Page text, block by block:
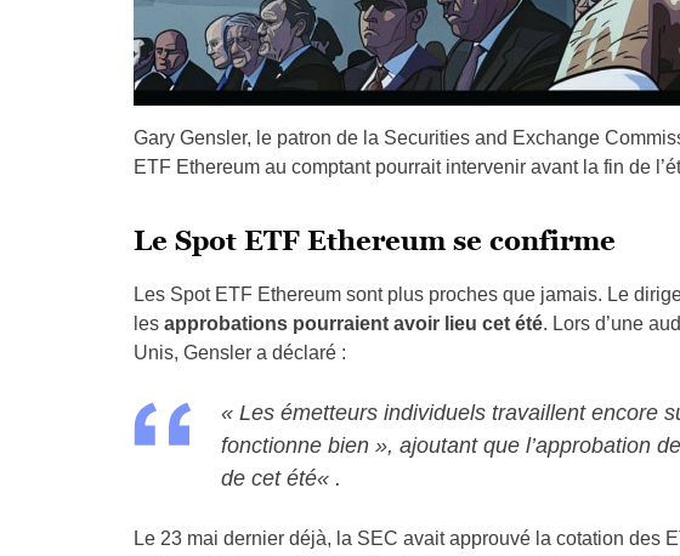
Gary Gensler, le patron de la Securities and Exchange
ETF Ethereum au comptant pourrait intervenir avant la fin de
Le Spot ETF Ethereum se confirme
Les Spot ETF Ethereum sont plus proches que jamais. Le
les approbations pourraient avoir lieu cet été. Lors d’une
Unis, Gensler a déclaré :
« Les émetteurs individuels travaillent encore
fonctionne bien », ajoutant que l’approbation
de cet été« .
Le 23 mai dernier déjà, la SEC avait approuvé la cotation des